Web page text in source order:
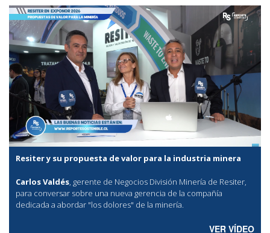
Resiter y su propuesta de valor para la industria minera
Carlos Valdés, gerente de Negocios División Minería de Resiter,
para conversar sobre una nueva gerencia de la compañía
dedicada a abordar "los dolores" de la minería.
VER VÍDEO